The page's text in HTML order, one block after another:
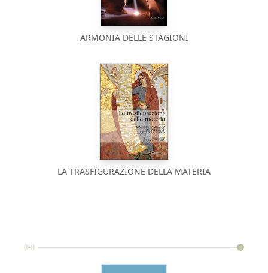
ARMONIA DELLE STAGIONI
LA TRASFIGURAZIONE DELLA MATERIA